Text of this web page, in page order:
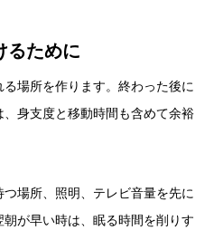
るために
場所を作ります。終わった後に
身支度と移動時間も含めて余裕
場所、照明、テレビ音量を先に
が早い時は、眠る時間を削りす